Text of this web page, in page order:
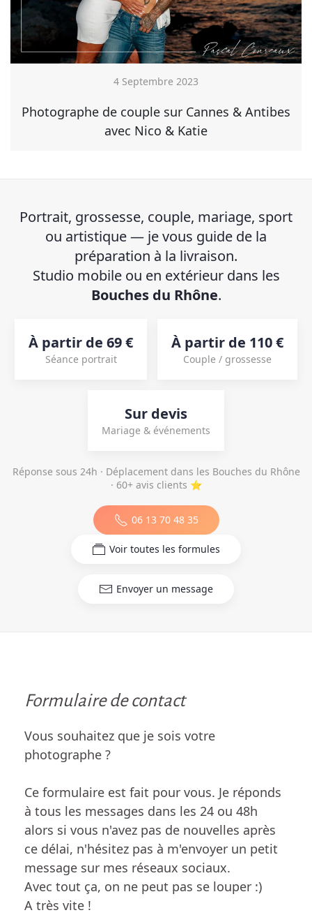
4 Septembre 2023
Photographe de couple sur Cannes & Antibes
avec Nico & Katie
Portrait, grossesse, couple, mariage, sport
ou artistique — je vous guide de la
préparation à la livraison.
Studio mobile ou en extérieur dans les
Bouches du Rhône.
À partir de 69 €
Séance portrait
À partir de 110 €
Couple / grossesse
Sur devis
Mariage & événements
Réponse sous 24h · Déplacement dans les Bouches du Rhône
· 60+ avis clients ⭐
06 13 70 48 35
Voir toutes les formules
Envoyer un message
Formulaire de contact
Vous souhaitez que je sois votre
photographe ?
Ce formulaire est fait pour vous. ​Je réponds
à tous les messages dans les 24 ou 48h
alors si vous n'avez pas de nouvelles après
ce délai, n'hésitez pas à m'envoyer un petit
message sur mes réseaux sociaux.
Avec tout ça, on ne peut pas se louper :)​
A très vite !